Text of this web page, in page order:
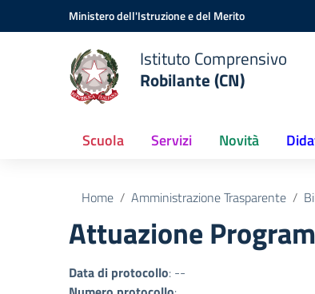
Vai ai contenuti
Vai al menu di navigazioneMinistero dell'Istruzione e del Merito
Istituto Comprensivo
Robilante (CN)
Scuola Servizi Novità
Home Amministrazione Trasparente
Attuazione
Data di protocollo: --